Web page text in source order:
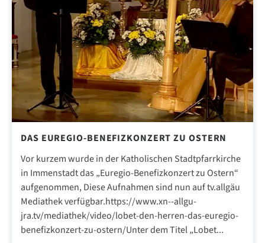
DAS EUREGIO-BENEFIZKONZERT ZU OSTERN
Vor kurzem wurde in der Katholischen Stadtpfarrkirche
in Immenstadt das „Euregio-Benefizkonzert zu Ostern“
aufgenommen, Diese Aufnahmen sind nun auf tv.allgäu
Mediathek verfügbar.https://www.xn--allgu-
jra.tv/mediathek/video/lobet-den-herren-das-euregio-
benefizkonzert-zu-ostern/Unter dem Titel „Lobet...